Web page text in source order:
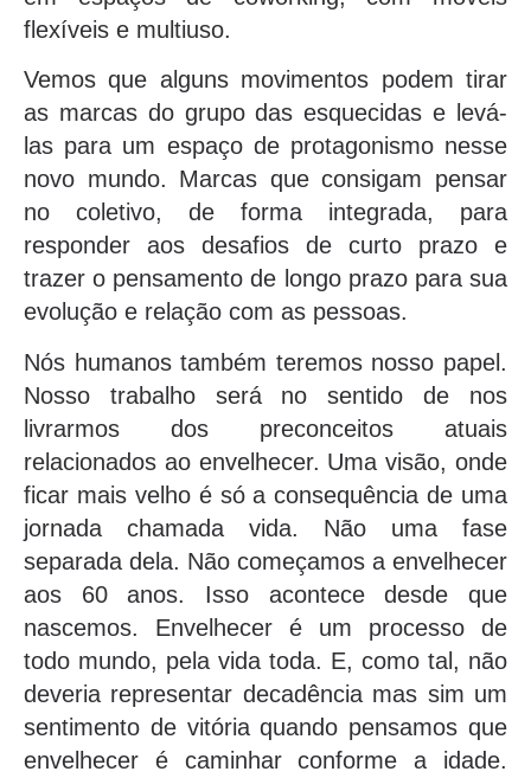
flexíveis e multiuso.
Vemos que alguns movimentos podem tirar
as marcas do grupo das esquecidas e levá-
las para um espaço de protagonismo nesse
novo mundo. Marcas que consigam pensar
no coletivo, de forma integrada, para
responder aos desafios de curto prazo e
trazer o pensamento de longo prazo para sua
evolução e relação com as pessoas.
Nós humanos também teremos nosso papel.
Nosso trabalho será no sentido de nos
livrarmos dos preconceitos atuais
relacionados ao envelhecer. Uma visão, onde
ficar mais velho é só a consequência de uma
jornada chamada vida. Não uma fase
separada dela. Não começamos a envelhecer
aos 60 anos. Isso acontece desde que
nascemos. Envelhecer é um processo de
todo mundo, pela vida toda. E, como tal, não
deveria representar decadência mas sim um
sentimento de vitória quando pensamos que
envelhecer é caminhar conforme a idade.